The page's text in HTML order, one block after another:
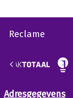
Reclame
Adresgegevens